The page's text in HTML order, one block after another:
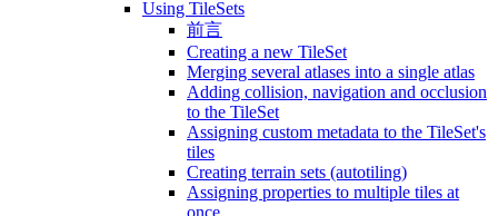
Using TileSets
前言
Creating a new TileSet
Merging several atlases into a single atlas
Adding collision, navigation and occlusion
to the TileSet
Assigning custom metadata to the TileSet's
tiles
Creating terrain sets (autotiling)
Assigning properties to multiple tiles at
once